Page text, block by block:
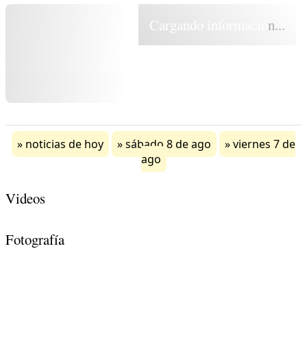
Cargando información...
noticias de hoy sábado 8 de ago
viernes 7 de
ago
Videos
Fotografía